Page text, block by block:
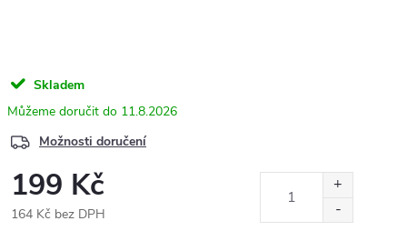
Skladem
11.8.2026
Možnosti doručení
199 Kč
164 Kč bez DPH